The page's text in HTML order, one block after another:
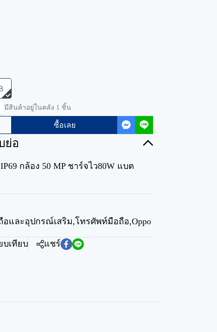
มีสินค้าอยู่ในคลัง 1 ชิ้น
ซื้อเลย
ย่อ
กล้อง 50 MP ชาร์จไว80W แบต
และอุปกรณ์เสริม,โทรศัพท์มือถือ,Oppo
บเทียบ แชร์